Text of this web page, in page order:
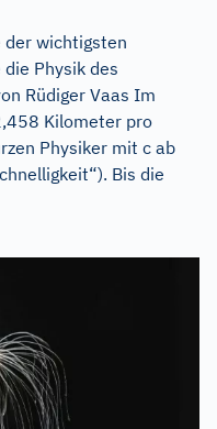
der wichtigsten
Physik des
Rüdiger Vaas Im
Kilometer pro
Physiker mit c ab
Bis die